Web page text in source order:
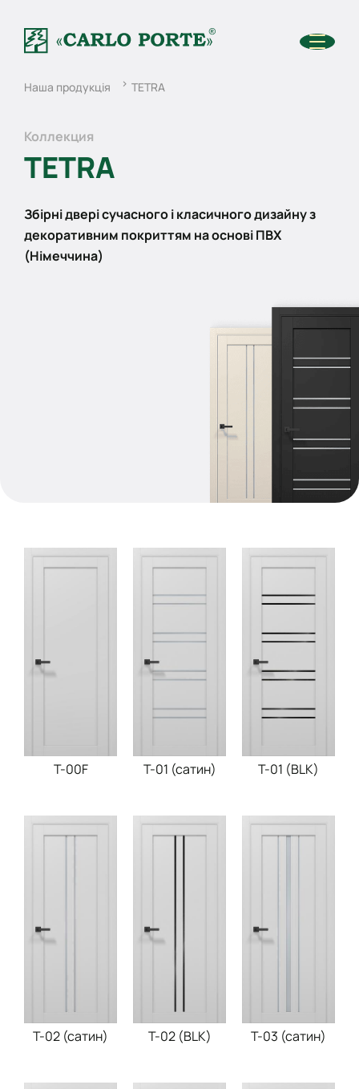
Наша продукція TETRA
Коллекция
TETRA
Збірні двері сучасного і класичного дизайну з
декоративним покриттям на основі ПВХ
(Німеччина)
Т-00F Т-01 (сатин) Т-01 (BLK)
Т-02 (сатин) Т-02 (BLK) Т-03 (сатин)